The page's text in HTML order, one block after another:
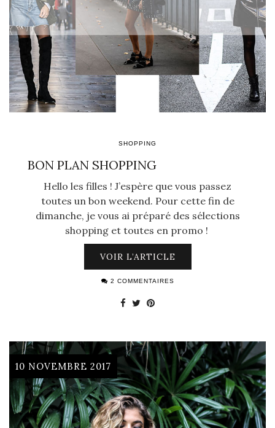
SHOPPING
BON PLAN SHOPPING
Hello les filles ! J’espère que vous passez
toutes un bon weekend. Pour cette fin de
dimanche, je vous ai préparé des sélections
shopping et toutes en promo !
VOIR L’ARTICLE
2 COMMENTAIRES
10 NOVEMBRE 2017